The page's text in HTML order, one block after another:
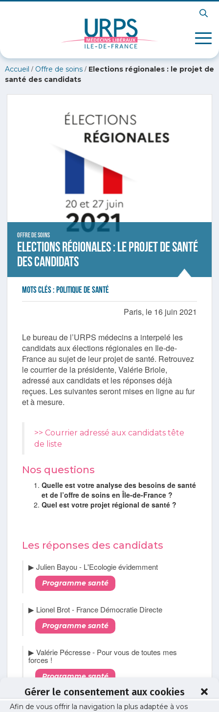
Gérer le consentement aux cookies
Afin de vous offrir la navigation la plus adaptée à vos
Accueil / Offre de soins / Elections régionales : le projet de
santé des candidats
Offre de soins
Elections régionales : le projet de santé
des candidats
Mots clés : politique de santé
Paris, le 16 juin 2021
Le bureau de l’URPS médecins a interpelé les
candidats aux élections régionales en Ile-de-
France au sujet de leur projet de santé. Retrouvez
le courrier de la présidente, Valérie Briole,
adressé aux candidats et les réponses déjà
reçues. Les suivantes seront mises en ligne au fur
et à mesure.
>> Courrier adressé aux candidats tête
de liste
Nos questions
Quelle est votre analyse des besoins de santé
et de l’offre de soins en Île-de-France ?
Quel est votreprojet régional de santé ?
Les réponses des candidats
▶︎ Julien Bayou - L'Ecologie évidemment
Programme santé
▶︎ Lionel Brot - France Démocratie Directe
Programme santé
▶︎ Valérie Pécresse - Pour vous de toutes mes
forces !
Programme santé
▶︎ Audrey Pulvar - Ile-de-France en commun